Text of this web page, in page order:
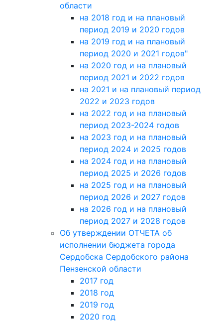
области
на 2018 год и на плановый
период 2019 и 2020 годов
на 2019 год и на плановый
период 2020 и 2021 годов"
на 2020 год и на плановый
период 2021 и 2022 годов
на 2021 и на плановый период
2022 и 2023 годов
на 2022 год и на плановый
период 2023-2024 годов
на 2023 год и на плановый
период 2024 и 2025 годов
на 2024 год и на плановый
период 2025 и 2026 годов
на 2025 год и на плановый
период 2026 и 2027 годов
на 2026 год и на плановый
период 2027 и 2028 годов
Об утверждении ОТЧЕТА об
исполнении бюджета города
Сердобска Сердобского района
Пензенской области
2017 год
2018 год
2019 год
2020 год